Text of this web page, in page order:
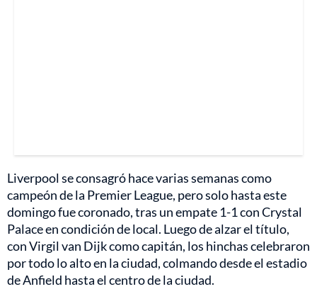
Liverpool se consagró hace varias semanas como
campeón de la Premier League, pero solo hasta este
domingo fue coronado, tras un empate 1-1 con Crystal
Palace en condición de local. Luego de alzar el título,
con Virgil van Dijk como capitán, los hinchas celebraron
por todo lo alto en la ciudad, colmando desde el estadio
de Anfield hasta el centro de la ciudad.